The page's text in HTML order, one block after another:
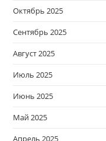
Октябрь 2025
Сентябрь 2025
Август 2025
Июль 2025
Июнь 2025
Май 2025
Апрель 2025